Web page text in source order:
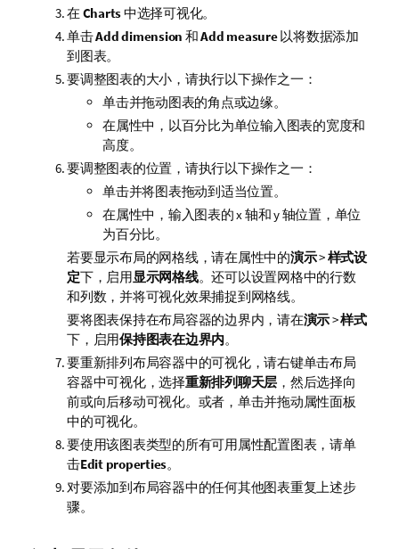
在 Charts中选择可视化。
单击Add dimension 和Add measure以将数据添加
到图表。
要调整图表的大小，请执行以下操作之一：
单击并拖动图表的角点或边缘。
在属性中，以百分比为单位输入图表的宽度和
高度。
要调整图表的位置，请执行以下操作之一：
单击并将图表拖动到适当位置。
在属性中，输入图表的 x 轴和 y 轴位置，单位
为百分比。
若要显示布局的网格线，请在属性中的演示>样式设
定下，启用显示网格线。还可以设置网格中的行数
和列数，并将可视化效果捕捉到网格线。
要将图表保持在布局容器的边界内，请在演示>样式
下，启用保持图表在边界内。
要重新排列布局容器中的可视化，请右键单击布局
容器中可视化，选择重新排列聊天层 ，然后选择向
前或向后移动可视化。或者，单击并拖动属性面板
中的可视化。
要使用该图表类型的所有可用属性配置图表，请单
击Edit properties。
对要添加到布局容器中的任何其他图表重复上述步
骤。